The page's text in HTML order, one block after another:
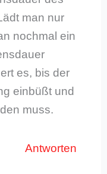
man nur
nochmal ein
es, bis der
einbüßt und
muss.
Antworten